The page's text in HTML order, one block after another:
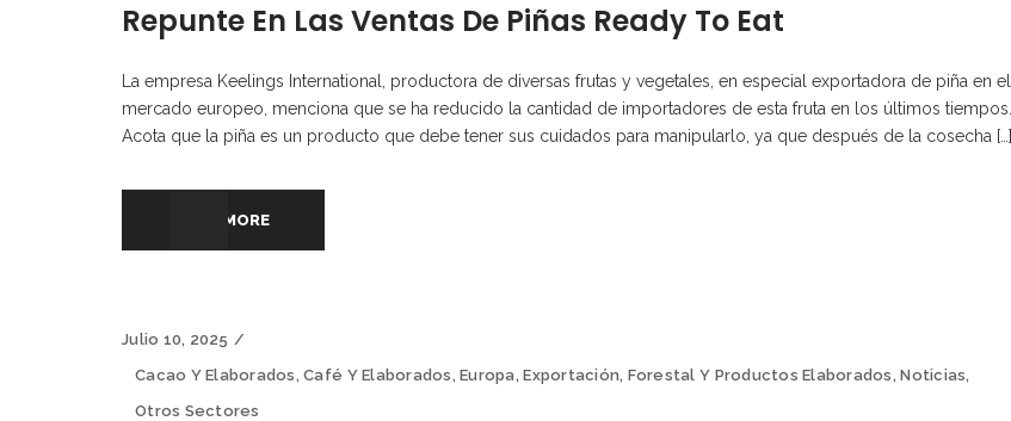
Repunte En Las Ventas De Piñas Ready To Eat
La empresa Keelings International, productora de diversas frutas y vegetales, en especial exportadora de piña en el
mercado europeo, menciona que se ha reducido la cantidad de importadores de esta fruta en los últimos tiempos.
Acota que la piña es un producto que debe tener sus cuidados para manipularlo, ya que después de la cosecha […]
READ MORE
Julio 10, 2025
Cacao Y Elaborados,Café Y Elaborados,Europa,Exportación, Forestal Y Productos Elaborados,Noticias,
Otros Sectores